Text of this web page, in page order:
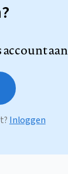
account aan
Inloggen